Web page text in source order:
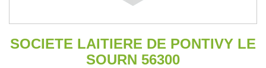
SOCIETE LAITIERE DE PONTIVY LE
SOURN 56300